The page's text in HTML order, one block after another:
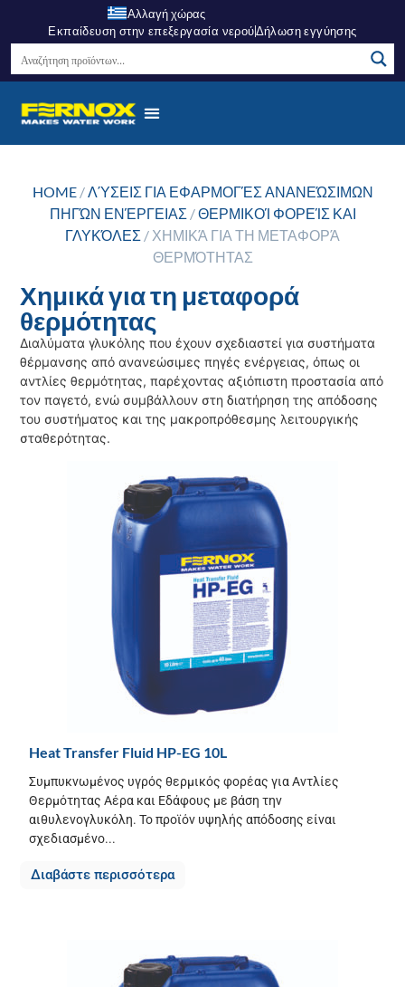
Αλλαγή χώρας
Εκπαίδευση στην επεξεργασία νερούΔήλωση εγγύησης
HOME/ΛΎΣΕΙΣ ΓΙΑ ΕΦΑΡΜΟΓΈΣ ΑΝΑΝΕΏΣΙΜΩΝ
ΠΗΓΏΝ ΕΝΈΡΓΕΙΑΣ /ΘΕΡΜΙΚΟΊ ΦΟΡΕΊΣ ΚΑΙ
ΓΛΥΚΌΛΕΣ / ΧΗΜΙΚΆ ΓΙΑ ΤΗ ΜΕΤΑΦΟΡΆ
ΘΕΡΜΌΤΗΤΑΣ
Χημικά για τη μεταφορά
θερμότητας
Διαλύματα γλυκόλης που έχουν σχεδιαστεί για συστήματα
θέρμανσης από ανανεώσιμες πηγές ενέργειας, όπως οι
αντλίες θερμότητας, παρέχοντας αξιόπιστη προστασία από
τον παγετό, ενώ συμβάλλουν στη διατήρηση της απόδοσης
του συστήματος και της μακροπρόθεσμης λειτουργικής
σταθερότητας.
Heat Transfer Fluid HP-EG 10L
Συμπυκνωμένος υγρός θερμικός φορέας για Αντλίες
Θερμότητας Αέρα και Εδάφους με βάση την
αιθυλενογλυκόλη. Το προϊόν υψηλής απόδοσης είναι
σχεδιασμένο...
Διαβάστε περισσότερα